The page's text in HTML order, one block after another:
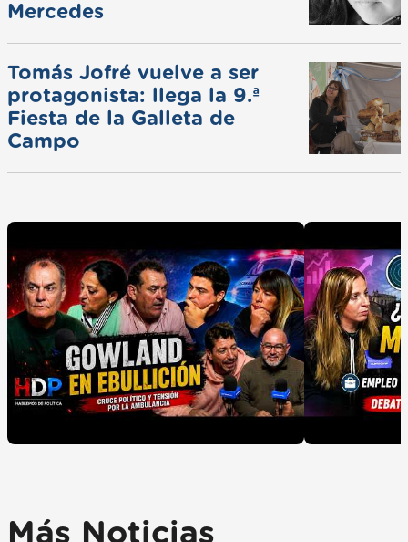
Mercedes
Tomás Jofré vuelve a ser
protagonista: llega la 9.ª
Fiesta de la Galleta de
Campo
Más Noticias